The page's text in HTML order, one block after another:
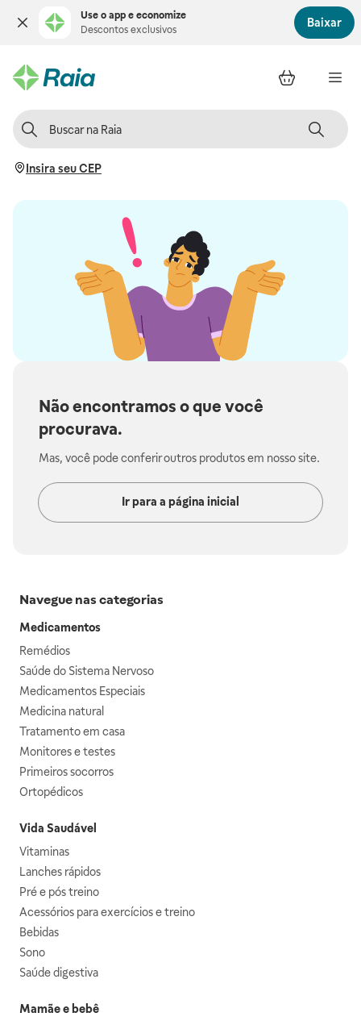
Use o app e economize
Descontos exclusivos
Baixar
Insira seu CEP
Não encontramos o que você
procurava.
Mas, você pode conferir outros produtos em nosso site.
Ir para a página inicial
Navegue nas categorias
Medicamentos
Remédios
Saúde do Sistema Nervoso
Medicamentos Especiais
Medicina natural
Tratamento em casa
Monitores e testes
Primeiros socorros
Ortopédicos
Vida Saudável
Vitaminas
Lanches rápidos
Pré e pós treino
Acessórios para exercícios e treino
Bebidas
Sono
Saúde digestiva
Mamãe e bebê